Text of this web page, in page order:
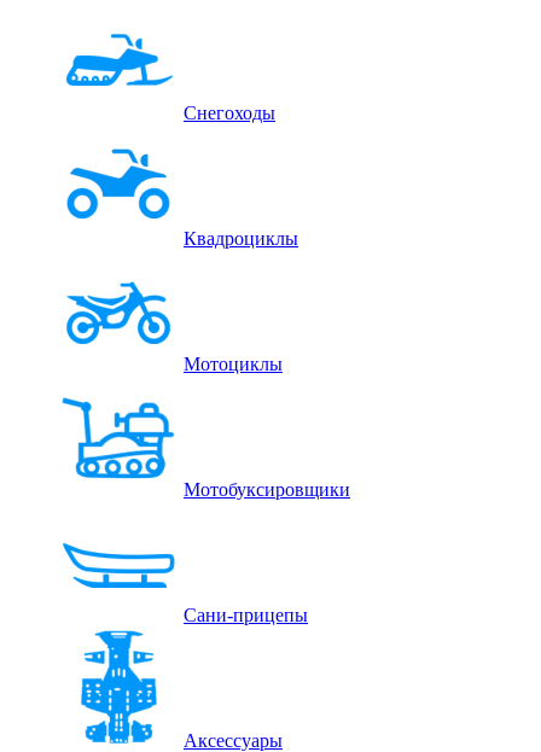
Снегоходы
Квадроциклы
Мотоциклы
Мотобуксировщики
Сани-прицепы
Аксессуары